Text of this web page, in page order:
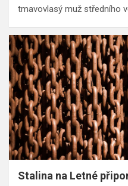
tmavovlasý muž středního
Stalina na Letné